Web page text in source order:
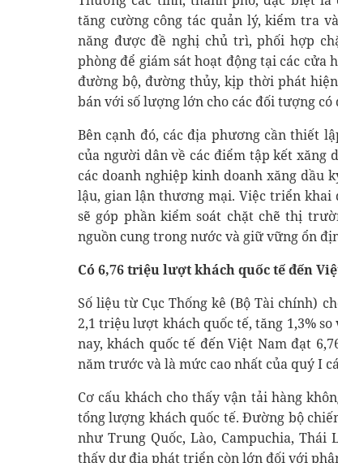
tăng cường công tác quản lý, kiểm tra
năng được đề nghị chủ trì, phối hợp
phòng để giám sát hoạt động tại các cửa
đường bộ, đường thủy, kịp thời phát
bán với số lượng lớn cho các đối tượng
Bên cạnh đó, các địa phương cần thiết
của người dân về các điểm tập kết xăng
các doanh nghiệp kinh doanh xăng dầu
lậu, gian lận thương mại. Việc triển khai
sẽ góp phần kiểm soát chặt chẽ thị
nguồn cung trong nước và giữ vững ổn
Có 6,76 triệu lượt khách quốc tế đến
Số liệu từ Cục Thống kê (Bộ Tài chính)
2,1 triệu lượt khách quốc tế, tăng 1,3%
nay, khách quốc tế đến Việt Nam đạt
năm trước và là mức cao nhất của quý I
Cơ cấu khách cho thấy vận tải hàng
tổng lượng khách quốc tế. Đường bộ
như Trung Quốc, Lào, Campuchia,
thấy dư địa phát triển còn lớn đối với